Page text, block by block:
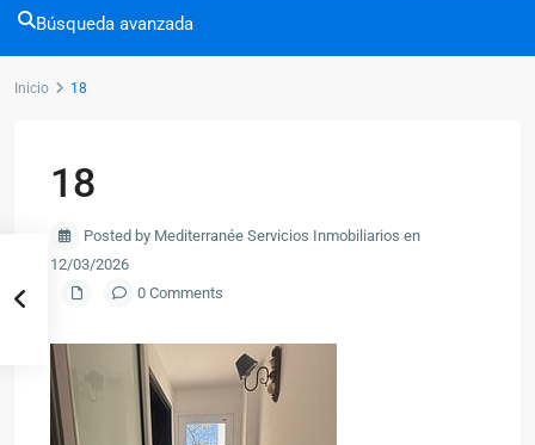
Búsqueda avanzada
Inicio 18
18
Posted by Mediterranée Servicios Inmobiliarios en
12/03/2026
0 Comments